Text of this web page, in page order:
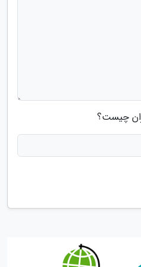
چیست؟